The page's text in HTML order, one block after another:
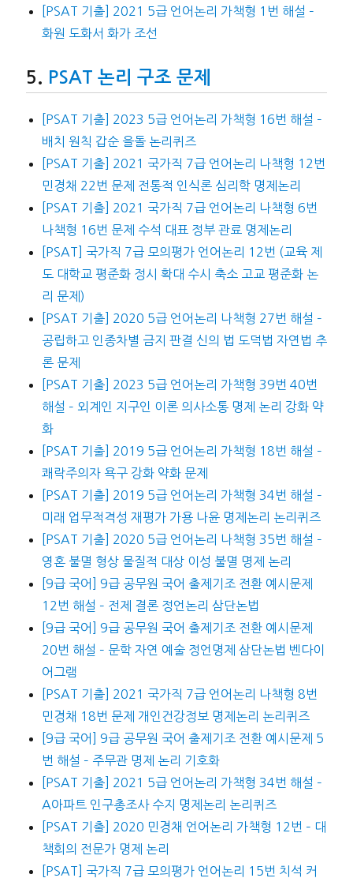
[PSAT 기출] 2021 5급 언어논리 가책형 1번 해설 –
화원 도화서 화가 조선
PSAT 논리 구조 문제
[PSAT 기출] 2023 5급 언어논리 가책형 16번 해설 –
배치 원칙 갑순 을돌 논리퀴즈
[PSAT 기출] 2021 국가직 7급 언어논리 나책형 12번
민경채 22번 문제 전통적 인식론 심리학 명제논리
[PSAT 기출] 2021 국가직 7급 언어논리 나책형 6번
나책형 16번 문제 수석 대표 정부 관료 명제논리
[PSAT] 국가직 7급 모의평가 언어논리 12번 (교육 제
도 대학교 평준화 정시 확대 수시 축소 고교 평준화 논
리 문제)
[PSAT 기출] 2020 5급 언어논리 나책형 27번 해설 –
공립하고 인종차별 금지 판결 신의 법 도덕법 자연법 추
론 문제
[PSAT 기출] 2023 5급 언어논리 가책형 39번 40번
해설 – 외계인 지구인 이론 의사소통 명제 논리 강화 약
화
[PSAT 기출] 2019 5급 언어논리 가책형 18번 해설 –
쾌락주의자 욕구 강화 약화 문제
[PSAT 기출] 2019 5급 언어논리 가책형 34번 해설 –
미래 업무적격성 재평가 가용 나윤 명제논리 논리퀴즈
[PSAT 기출] 2020 5급 언어논리 나책형 35번 해설 –
영혼 불멸 형상 물질적 대상 이성 불멸 명제 논리
[9급 국어] 9급 공무원 국어 출제기조 전환 예시문제
12번 해설 – 전제 결론 정언논리 삼단논법
[9급 국어] 9급 공무원 국어 출제기조 전환 예시문제
20번 해설 – 문학 자연 예술 정언명제 삼단논법 벤다이
어그램
[PSAT 기출] 2021 국가직 7급 언어논리 나책형 8번
민경채 18번 문제 개인건강정보 명제논리 논리퀴즈
[9급 국어] 9급 공무원 국어 출제기조 전환 예시문제 5
번 해설 – 주무관 명제 논리 기호화
[PSAT 기출] 2021 5급 언어논리 가책형 34번 해설 –
A아파트 인구총조사 수지 명제논리 논리퀴즈
[PSAT 기출] 2020 민경채 언어논리 가책형 12번 – 대
책회의 전문가 명제 논리
[PSAT] 국가직 7급 모의평가 언어논리 15번 치석 커